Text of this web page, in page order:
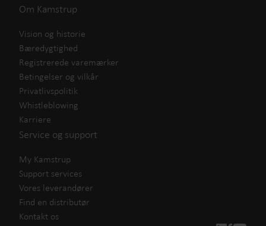
Om Kamstrup
Vision og historie
Bæredygtighed
Registrerede varemærker
Betingelser og vilkår
Privatlivspolitik
Whistleblowing
Karriere
Service og support
My Kamstrup
Support services
Vores leverandører
Find en distributør
Kontakt os